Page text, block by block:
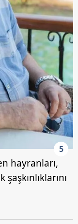
5
hayranları,